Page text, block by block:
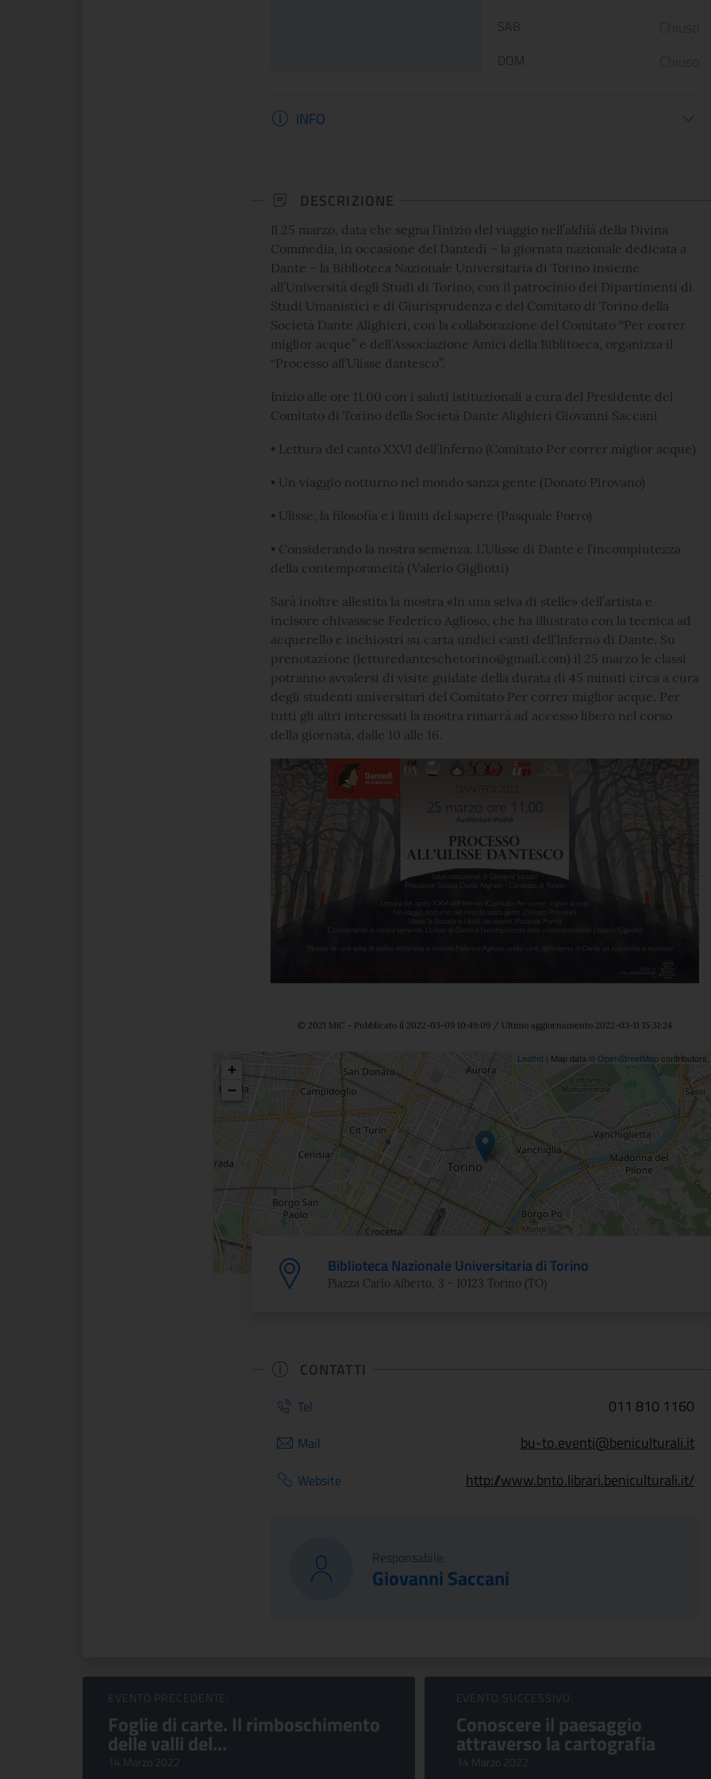
SAB
DOM
Informazioni apertura
INFO
DESCRIZIONE
Il 25 marzo, data che segna l’inizio del viaggio nell’aldilà della Divina
Commedia, in occasione del Dantedì – la giornata nazionale dedicata a
Dante – la Biblioteca Nazionale Universitaria di Torino insieme
all’Università degli Studi di Torino, con il patrocinio dei Dipartimenti di
Studi Umanistici e di Giurisprudenza e del Comitato di Torino della
Società Dante Alighieri, con la collaborazione del Comitato “Per correr
miglior acque” e dell’Associazione Amici della Biblitoeca, organizza il
“Processo all’Ulisse dantesco”.
Inizio alle ore 11.00 con i saluti istituzionali a cura del Presidente del
Comitato di Torino della Società Dante Alighieri Giovanni Saccani
• Lettura del canto XXVI dell’Inferno (Comitato Per correr miglior acque)
• Un viaggio notturno nel mondo sanza gente (Donato Pirovano)
• Ulisse, la filosofia e i limiti del sapere (Pasquale Porro)
• Considerando la nostra semenza. L’Ulisse di Dante e l’incompiutezza
della contemporaneità (Valerio Gigliotti)
Sarà inoltre allestita la mostra «In una selva di stelle» dell’artista e
incisore chivassese Federico Aglioso, che ha illustrato con la tecnica ad
acquerello e inchiostri su carta undici canti dell’Inferno di Dante. Su
prenotazione (letturedanteschetorino@gmail.com) il 25 marzo le classi
potranno avvalersi di visite guidate della durata di 45 minuti circa a cura
degli studenti universitari del Comitato Per correr miglior acque. Per
tutti gli altri interessati la mostra rimarrà ad accesso libero nel corso
della giornata, dalle 10 alle 16.
© 2021 MiC - Pubblicato il 2022-03-09 10:49:09 / Ultimo aggiornamento 2022-03-11 15:31:24
Posizione
+
−
Leaflet | Map data © OpenStreetMapcontributors,
Biblioteca Nazionale Universitaria di Torino
Piazza Carlo Alberto, 3 - 10123 Torino (TO)
CONTATTI
Tel 011 810 1160
Mail bu-to.eventi@beniculturali.it
Website http://www.bnto.librari.beniculturali.it/
Responsabile:
Giovanni Saccani
Sfoglia Eventi
EVENTO PRECEDENTE:
Foglie di carte. Il rimboschimento
delle valli del...
14 Marzo 2022
EVENTO SUCCESSIVO:
Conoscere il paesaggio
attraverso la cartografia
14 Marzo 2022
CONTINUA
riaprono le porte delle undici